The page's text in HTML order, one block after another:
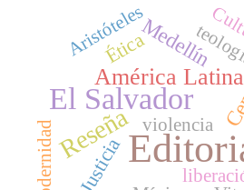
El Salvador
Reseña
América Latina
Medellín
Ética
Justicia
Modernidad
Aristóteles
violencia